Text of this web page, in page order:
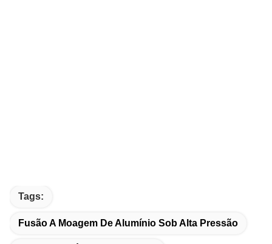
Tags:
Fusão A Moagem De Alumínio Sob Alta Pressão